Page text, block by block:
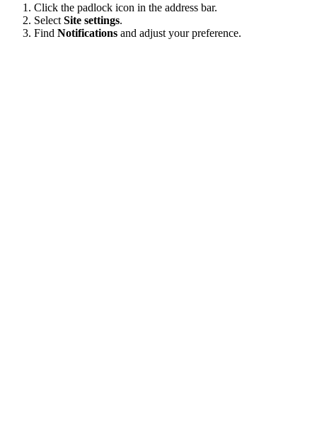
Click the padlock icon in the address bar.
Select Site settings.
Find Notifications and adjust your preference.